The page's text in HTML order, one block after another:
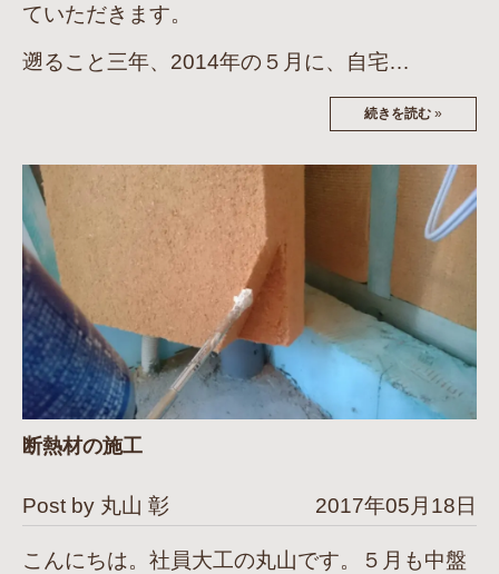
ていただきます。
遡ること三年、2014年の５月に、自宅…
続きを読む »
断熱材の施工
Post by 丸山 彰 2017年05月18日
こんにちは。社員大工の丸山です。５月も中盤